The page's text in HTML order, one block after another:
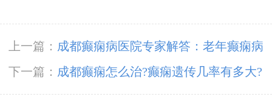
上一篇： 成都癫痫病医院专家解答：老年癫痫病
如何治疗?
下一篇： 成都癫痫怎么治?癫痫遗传几率有多大?